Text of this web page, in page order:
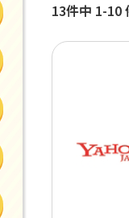
13件中 1-10